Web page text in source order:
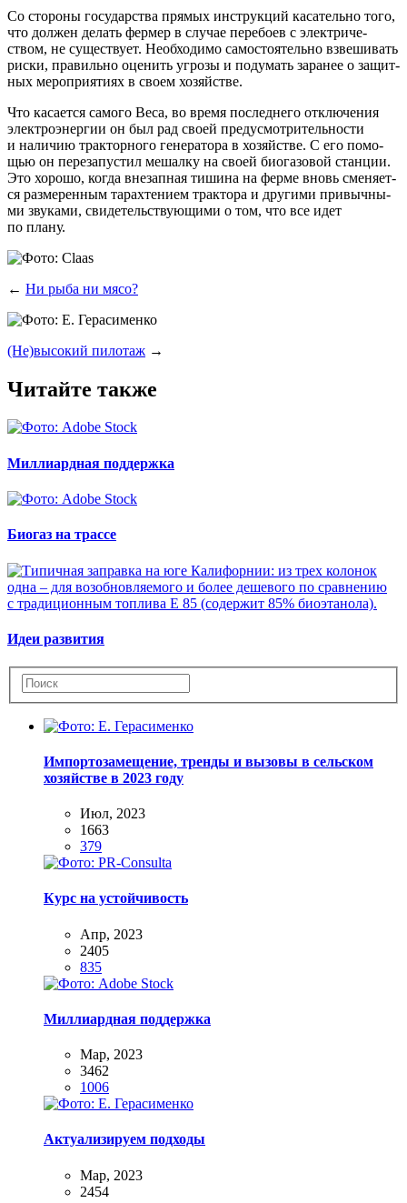
Со сто­ро­ны госу­дар­ства пря­мых инструк­ций каса­тель­но того,
что дол­жен делать фер­мер в слу­чае пере­бо­ев с элек­три­че­
ством, не суще­ству­ет. Необ­хо­ди­мо само­сто­я­тель­но взве­ши­вать
рис­ки, пра­виль­но оце­нить угро­зы и поду­мать зара­нее о защит­
ных меро­при­я­ти­ях в сво­ем хозяйстве.
Что каса­ет­ся само­го Веса, во вре­мя послед­не­го отклю­че­ния
элек­тро­энер­гии он был рад сво­ей преду­смот­ри­тель­но­сти
и нали­чию трак­тор­но­го гене­ра­то­ра в хозяй­стве. С его помо­
щью он пере­за­пу­стил мешал­ку на сво­ей био­га­зо­вой стан­ции.
Это хоро­шо, когда вне­зап­ная тиши­на на фер­ме вновь сме­ня­ет­
ся раз­ме­рен­ным тарах­те­ни­ем трак­то­ра и дру­ги­ми при­выч­ны­
ми зву­ка­ми, сви­де­тель­ству­ю­щи­ми о том, что все идет
по плану.
← Ни рыба ни мясо?
(Не)высокий пилотаж →
Читайте также
Миллиардная поддержка
Биогаз на трассе
Идеи развития
Импортозамещение, тренды и вызовы в сельском
хозяйстве в 2023 году
Июл, 2023
1663
379
Курс на устойчивость
Апр, 2023
2405
835
Миллиардная поддержка
Мар, 2023
3462
1006
Актуализируем подходы
Мар, 2023
2454